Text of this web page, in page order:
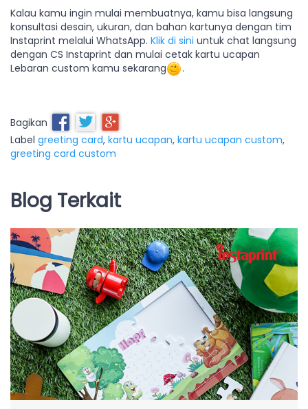
Kalau kamu ingin mulai membuatnya, kamu bisa langsung
konsultasi desain, ukuran, dan bahan kartunya dengan tim
Instaprint melalui WhatsApp. Klik di sini untuk chat langsung
dengan CS Instaprint dan mulai cetak kartu ucapan
Lebaran custom kamu sekarang
.
Bagikan
Label greeting card, kartu ucapan, kartu ucapan custom,
greeting card custom
Blog Terkait